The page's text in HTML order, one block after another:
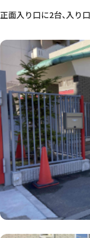
正面入り口に2台、入り